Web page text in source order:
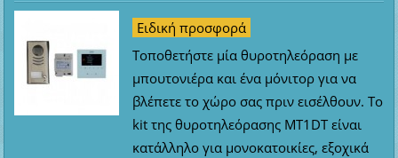
Ειδική προσφορά
Τοποθετήστε μία θυροτηλεόραση με
μπουτονιέρα και ένα μόνιτορ για να
βλέπετε το χώρο σας πριν εισέλθουν. Το
kit της θυροτηλεόρασης MT1DT είναι
κατάλληλο για μονοκατοικίες, εξοχικά